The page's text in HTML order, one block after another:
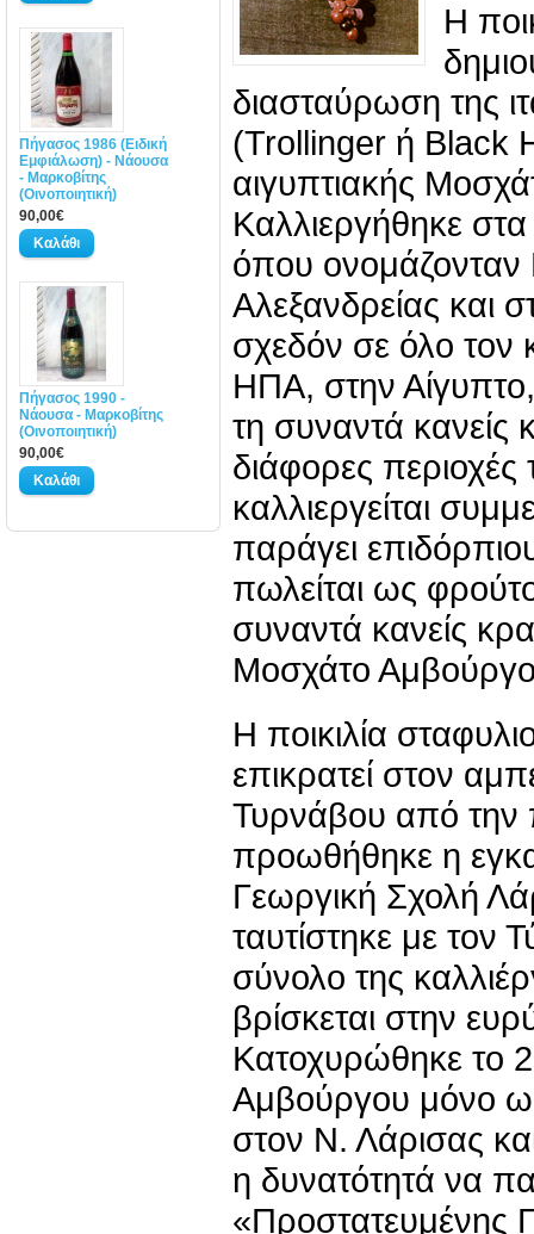
Πήγασος 1986 (Ειδική
Εμφιάλωση) - Νάουσα
- Μαρκοβίτης
(Οινοποιητική)
90,00€
Πήγασος 1990 -
Νάουσα - Μαρκοβίτης
(Οινοποιητική)
90,00€
Η
διασταύρωση της
(Trollinger ή Black
αιγυπτιακής
Καλλιεργήθηκε
όπου
Αλεξανδρείας και
σχεδόν σε όλο
ΗΠΑ, στην Αίγυπτο,
τη συναντά κανείς
διάφορες
καλλιεργείται
παράγει
πωλείται ως
συναντά κανείς
Μοσχάτο
Η ποικιλία
επικρατεί στον
Τυρνάβου από την
προωθήθηκε η
Γεωργική Σχολή
ταυτίστηκε με τον
σύνολο της
βρίσκεται στην
Κατοχυρώθηκε το
Αμβούργου μόνο ως
στον Ν. Λάρισας
η δυνατότητά να
«Προστατευμένης